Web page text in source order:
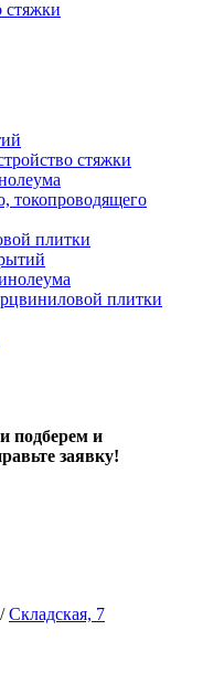
стяжки
токопроводящего
плитки
плитки
подберем и
заявку!
/Складская, 7